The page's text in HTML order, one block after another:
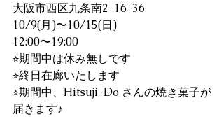
大阪市西区九条南2-16-36
10/9(月)〜10/15(日)
12:00〜19:00
⭐︎期間中は休み無しです
⭐︎終日在廊いたします
⭐︎期間中、Hitsuji-Do さんの焼き菓子が
届きます♪